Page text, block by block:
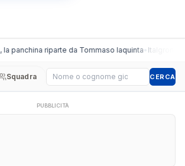
la panchina riparte da Tommaso Iaquinta• Italgronda
Squadra Cerca giocatore CERCA
PUBBLICITÀ